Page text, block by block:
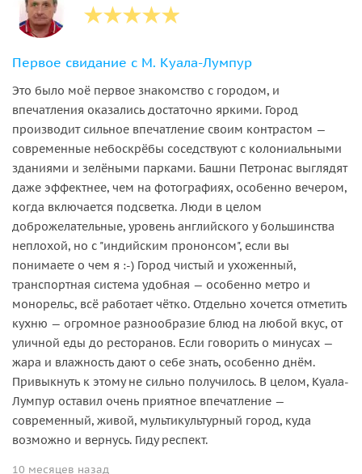
Первое свидание с М. Куала-Лумпур
Это было моё первое знакомство с городом, и
впечатления оказались достаточно яркими. Город
производит сильное впечатление своим контрастом —
современные небоскрёбы соседствуют с колониальными
зданиями и зелёными парками. Башни Петронас выглядят
даже эффектнее, чем на фотографиях, особенно вечером,
когда включается подсветка. Люди в целом
доброжелательные, уровень английского у большинства
неплохой, но с "индийским прононсом", если вы
понимаете о чем я :-) Город чистый и ухоженный,
транспортная система удобная — особенно метро и
монорельс, всё работает чётко. Отдельно хочется отметить
кухню — огромное разнообразие блюд на любой вкус, от
уличной еды до ресторанов. Если говорить о минусах —
жара и влажность дают о себе знать, особенно днём.
Привыкнуть к этому не сильно получилось. В целом, Куала-
Лумпур оставил очень приятное впечатление —
современный, живой, мультикультурный город, куда
возможно и вернусь. Гиду респект.
10 месяцев назад